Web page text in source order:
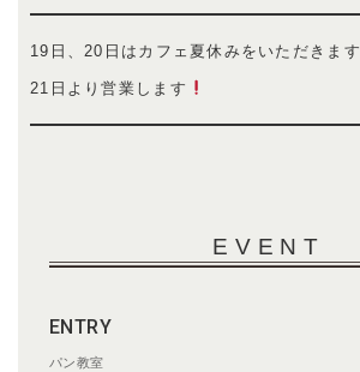
19日、20日はカフェ夏休みをいただきます
21日より営業します
EVENT
ENTRY
パン教室